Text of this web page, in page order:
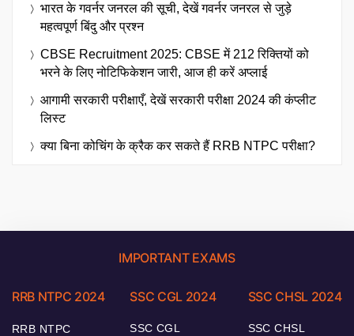
भारत के गवर्नर जनरल की सूची, देखें गवर्नर जनरल से जुड़े
महत्वपूर्ण बिंदु और प्रश्न
CBSE Recruitment 2025: CBSE में 212 रिक्तियों को
भरने के लिए नोटिफिकेशन जारी, आज ही करें अप्लाई
आगामी सरकारी परीक्षाएँ, देखें सरकारी परीक्षा 2024 की कंप्लीट
लिस्ट
क्या बिना कोचिंग के क्रैक कर सकते हैं RRB NTPC परीक्षा?
IMPORTANT EXAMS
RRB NTPC 2024
RRB NTPC
SSC CGL 2024
SSC CGL
SSC CHSL 2024
SSC CHSL